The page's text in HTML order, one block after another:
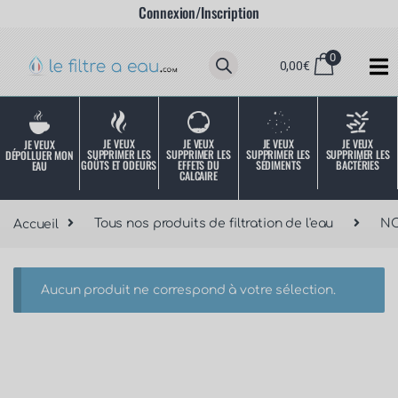
Connexion/Inscription
0,00€
0
JE VEUX
DÉPOLLUER MON
EAU
JE VEUX
SUPPRIMER LES
GOÛTS ET ODEURS
JE VEUX
SUPPRIMER LES
EFFETS DU
CALCAIRE
JE VEUX
SUPPRIMER LES
SÉDIMENTS
JE VEUX
SUPPRIMER LES
BACTÉRIES
Accueil Tous nos produits de filtration de l'eau
Aucun produit ne correspond à votre sélection.